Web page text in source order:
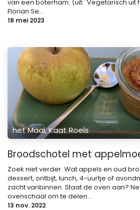
van een boterham. (uit: 'Vegetarisch uit
Florian Se...
18 mei 2023
het Maal, Kaat Roels
Broodschotel met
Zoek niet verder. Wat appels en oud
dessert, ontbijt, lunch, 4-uurtje of
zacht vanbinnen. Staat de oven aan?
ovenschaal om te delen...
13 nov. 2022